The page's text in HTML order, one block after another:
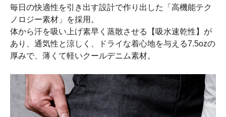
毎日の快適性を引き出す設計で作り出した「高機能テク
ノロジー素材」を採用。
体から汗を吸い上げ素早く蒸散させる【吸水速乾性】が
あり、通気性と涼しく、ドライな着心地を与える7.5ozの
厚みで、薄くて軽いクールデニム素材。